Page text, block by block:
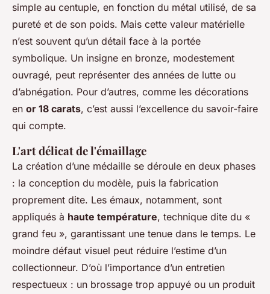
simple au centuple, en fonction du métal utilisé, de sa
pureté et de son poids. Mais cette valeur matérielle
n’est souvent qu’un détail face à la portée
symbolique. Un insigne en bronze, modestement
ouvragé, peut représenter des années de lutte ou
d’abnégation. Pour d’autres, comme les décorations
en or 18 carats, c’est aussi l’excellence du savoir-faire
qui compte.
L'art délicat de l'émaillage
La création d’une médaille se déroule en deux phases
: la conception du modèle, puis la fabrication
proprement dite. Les émaux, notamment, sont
appliqués à haute température, technique dite du «
grand feu », garantissant une tenue dans le temps. Le
moindre défaut visuel peut réduire l’estime d’un
collectionneur. D’où l’importance d’un entretien
respectueux : un brossage trop appuyé ou un produit